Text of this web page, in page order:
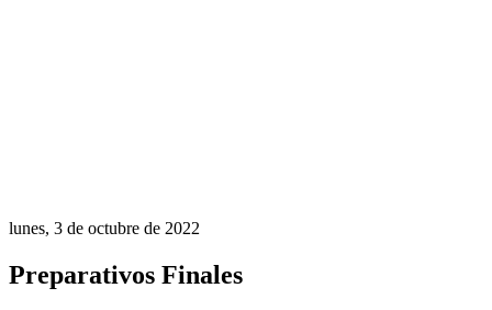
lunes, 3 de octubre de 2022
Preparativos Finales